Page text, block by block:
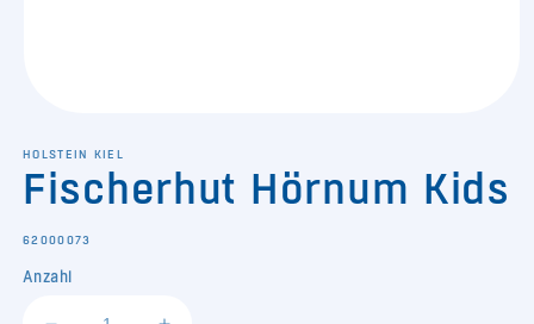
in
Modal
öffnen
HOLSTEIN KIEL
Fischerhut Hörnum Kids
SKU:
62000073
Anzahl